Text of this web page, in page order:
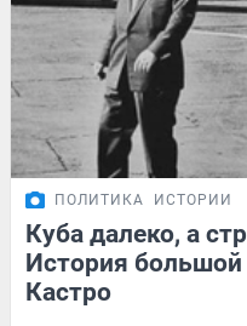
ПОЛИТИКА ИСТОРИИ
Куба далеко, а
История
Кастро